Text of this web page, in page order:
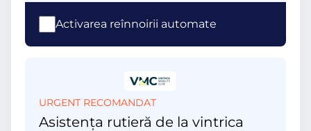
Activarea reînnoirii automate
URGENT RECOMANDAT
Asistența rutieră de la vintrica